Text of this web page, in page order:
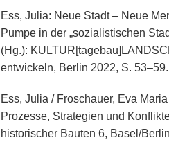
Ess, Julia: Neue Stadt – Neue
Pumpe in der „sozialistischen
(Hg.):
entwickeln, Berlin 2022, S. 53–59.
Ess, Julia / Froschauer, Eva
Prozesse, Strategien und
historischer Bauten 6, Basel/